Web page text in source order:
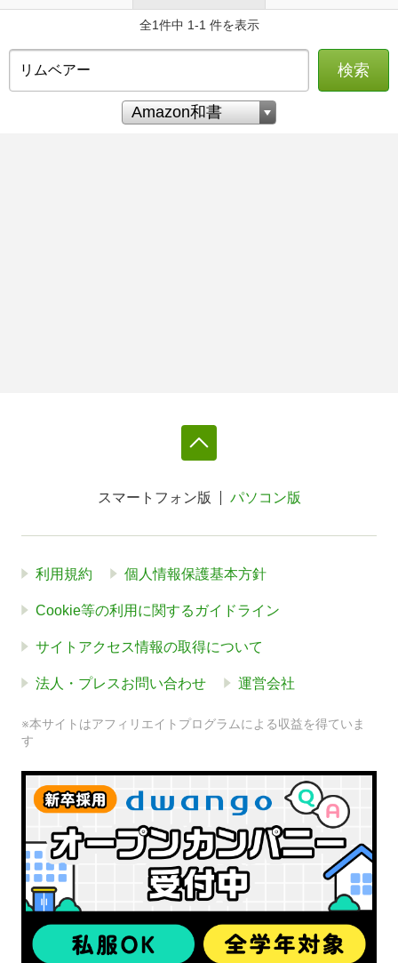
全1件中 1-1 件を表示
検索
スマートフォン版 パソコン版
利用規約 個人情報保護基本方針
Cookie等の利用に関するガイドライン
サイトアクセス情報の取得について
法人・プレスお問い合わせ 運営会社
※本サイトはアフィリエイトプログラムによる収益を得ていま
す